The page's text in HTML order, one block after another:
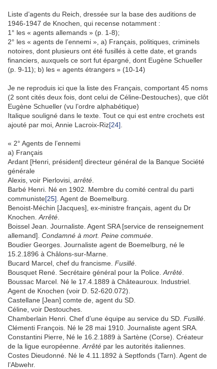
Liste d’agents du Reich, dressée sur la base des auditions de
1946-1947 de Knochen, qui recense notamment :
1° les « agents allemands » (p. 1-8);
2° les « agents de l’ennemi », a) Français, politiques, criminels
notoires, dont plusieurs ont été fusillés à cette date, et grands
financiers, auxquels ce sort fut épargné, dont Eugène Schueller
(p. 9-11); b) les « agents étrangers » (10-14)
Je ne reproduis ici que la liste des Français, comportant 45 noms
(2 sont cités deux fois, dont celui de Céline-Destouches), que clôt
Eugène Schueller (vu l’ordre alphabétique)
Italique souligné dans le texte. Tout ce qui est entre crochets est
ajouté par moi, Annie Lacroix-Riz[24]
« 2° Agents de l’ennemi
a) Français
Ardant [Henri, président] directeur général de la Banque Société
générale
Alexis, voir Pierlovisi, arrêté
Barbé Henri. Né en 1902. Membre du comité central du parti
communiste[25] . Agent de Boemelburg.
Benoist-Méchin [Jacques], ex-ministre français, agent du Dr
Knochen. Arrêté
Boissel Jean. Journaliste. Agent SRA [service de renseignement
allemand]. Condamné à mort. Peine commuée
Boudier Georges. Journaliste agent de Boemelburg, né le
15.2.1896 à Châlons-sur-Marne.
Bucard Marcel, chef du francisme. Fusillé
Bousquet René. Secrétaire général pour la Police. Arrêté
Boussac Marcel. Né le 17.4.1889 à Châteauroux. Industriel.
Agent de Knochen (voir D. 52‑620.072).
Castellane [Jean] comte de, agent du SD.
Céline, voir Destouches.
Chamberlain Henri. Chef d’une équipe au service du SD. Fusillé
Clémenti François. Né le 28 mai 1910. Journaliste agent SRA.
Constantini Pierre, Né le 16.2.1889 à Sartène (Corse). Créateur
de la ligue européenne. Arrêté par les autorités italiennes.
Costes Dieudonné. Né le 4.11.1892 à Septfonds (Tarn). Agent de
l’Abwehr.